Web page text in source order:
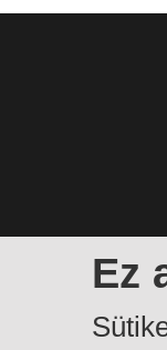
Ez